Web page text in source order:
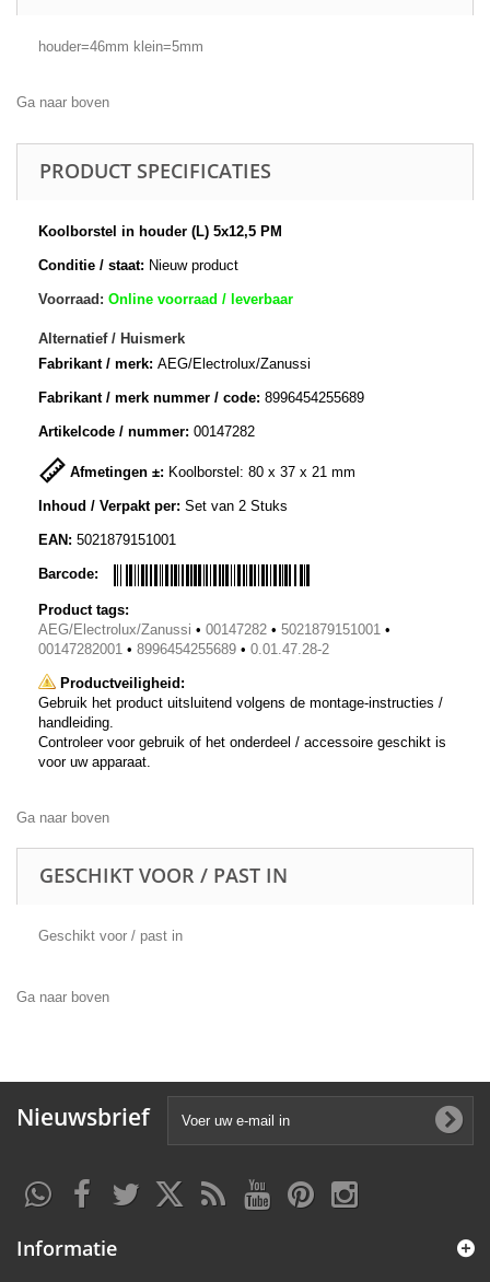
houder=46mm klein=5mm
Ga naar boven
PRODUCT SPECIFICATIES
Koolborstel in houder (L) 5x12,5 PM
Conditie / staat: Nieuw product
Voorraad: Online voorraad / leverbaar
Alternatief / Huismerk
Fabrikant / merk: AEG/Electrolux/Zanussi
Fabrikant / merk nummer / code: 8996454255689
Artikelcode / nummer: 00147282
Afmetingen ±: Koolborstel: 80 x 37 x 21 mm
Inhoud / Verpakt per: Set van 2 Stuks
EAN: 5021879151001
Barcode:
Product tags:
AEG/Electrolux/Zanussi • 00147282 • 5021879151001 •
00147282001 • 8996454255689 • 0.01.47.28-2
Productveiligheid:
Gebruik het product uitsluitend volgens de montage-instructies /
handleiding.
Controleer voor gebruik of het onderdeel / accessoire geschikt is
voor uw apparaat.
Ga naar boven
GESCHIKT VOOR / PAST IN
Geschikt voor / past in
Ga naar boven
Nieuwsbrief
Informatie